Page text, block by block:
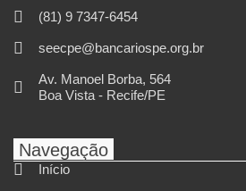
(81) 9 7347-6454
seecpe@bancariospe.org.br
Av. Manoel Borba, 564
Boa Vista - Recife/PE
Navegação
Início